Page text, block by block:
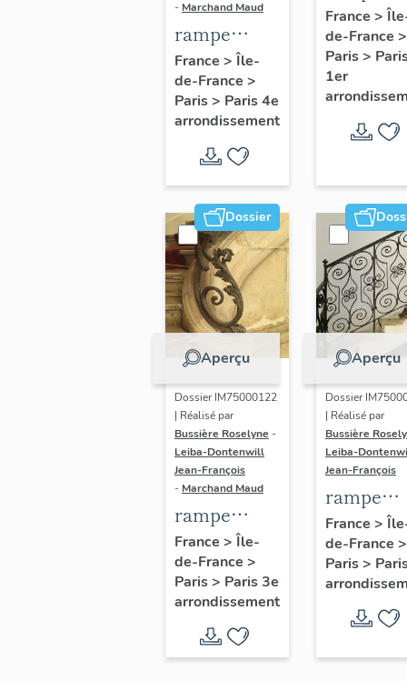
- Marchand Maud
rampe
d'appui,
escalier de
la maison à
cochère
dite hôtel
Charpentier
(non étudié)
France > Île-
de-France >
Paris> Paris 4e
arrondissement
d'appui,
escalier
la
porte
cochère
(non
France >
de-France >
Paris>
1er
Dossier
Aperçu
Dossier IM75000122
| Réalisé par
Bussière Roselyne -
Leiba-Dontenwill
Jean-François
- Marchand Maud
rampe
d'appui,
escalier de
la maison à
cochère
(non étudié)
France > Île-
de-France >
Paris> Paris 3e
arrondissement
Aperçu
Dossier
| Réalisé par
Bussière
Leiba-
Jean-François
rampe
d'appui,
escalier
la
cochère
France >
de-France >
Paris>